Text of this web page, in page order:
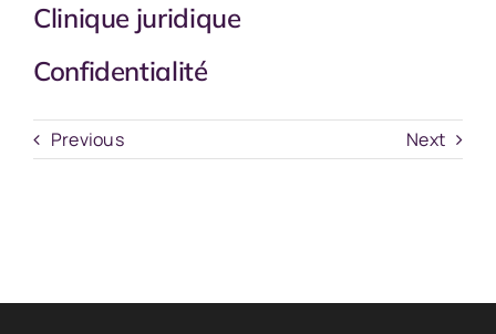
Clinique juridique
Confidentialité
Previous Next